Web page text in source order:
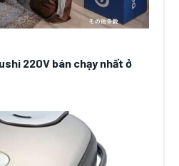
220V bán chạy nhất ở